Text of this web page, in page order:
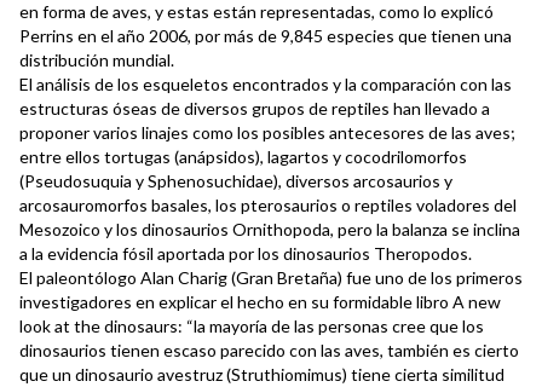
en forma de aves, y estas están representadas, como lo explicó
Perrins en el año 2006, por más de 9,845 especies que tienen una
distribución mundial.
El análisis de los esqueletos encontrados y la comparación con las
estructuras óseas de diversos grupos de reptiles han llevado a
proponer varios linajes como los posibles antecesores de las aves;
entre ellos tortugas (anápsidos), lagartos y cocodrilomorfos
(Pseudosuquia y Sphenosuchidae), diversos arcosaurios y
arcosauromorfos basales, los pterosaurios o reptiles voladores del
Mesozoico y los dinosaurios Ornithopoda, pero la balanza se inclina
a la evidencia fósil aportada por los dinosaurios Theropodos.
El paleontólogo Alan Charig (Gran Bretaña) fue uno de los primeros
investigadores en explicar el hecho en su formidable libro A new
look at the dinosaurs: “la mayoría de las personas cree que los
dinosaurios tienen escaso parecido con las aves, también es cierto
que un dinosaurio avestruz (Struthiomimus) tiene cierta similitud